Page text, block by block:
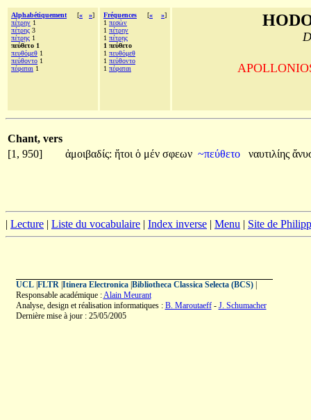
Alphabétiquement [« »]
πέτρην 1
πέτρης 3
πέτρῃς 1
πεύθετο 1
πευθόμεθ 1
πεύθοντο 1
πέφαται 1
Fréquences [« »]
1 πεσὼν
1 πέτρην
1 πέτρῃς
1 πεύθετο
1 πευθόμεθ
1 πεύθοντο
1 πέφαται
Chant, vers
[1, 950]
ἀμοιβαδίς: ἤτοι ὁ μέν σφεων ~πεύθετο ναυτιλίης
| Lecture | Liste du vocabulaire | Index inverse | Menu | Site de
UCL| FLTR| Itinera Electronica| Bibliotheca Classica Selecta (BCS)|
Responsable académique :Alain Meurant
Analyse, design et réalisation informatiques : B. Maroutaeff- J. Schumacher
Dernière mise à jour : 25/05/2005